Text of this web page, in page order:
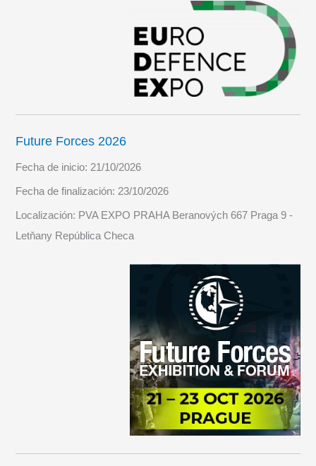
Future Forces 2026
Fecha de inicio:21/10/2026
Fecha de finalización:23/10/2026
Localización: PVA EXPO PRAHA Beranových 667 Praga 9 -
Letňany República Checa